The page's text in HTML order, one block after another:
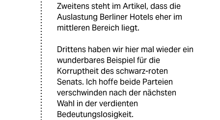
Zweitens steht im Artikel, dass die
Auslastung Berliner Hotels eher im
mittleren Bereich liegt.
Drittens haben wir hier mal wieder ein
wunderbares Beispiel für die
Korruptheit des schwarz-roten
Senats. Ich hoffe beide Parteien
verschwinden nach der nächsten
Wahl in der verdienten
Bedeutungslosigkeit.